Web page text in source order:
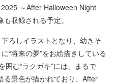
～After Halloween Night
収録される予定。
ろしイラストとなり、幼きそ
“将来の夢”をお絵描きしている
囲む“ラクガキ”には、まるで
景色が描かれており、After